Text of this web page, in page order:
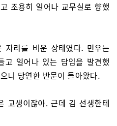
조용히 일어나 교무실로 향했
자리를 비운 상태였다. 민우는
고 일어나 있는 담임을 발견했
니 당연한 반문이 돌아왔다.
교생이잖아. 근데 김 선생한테